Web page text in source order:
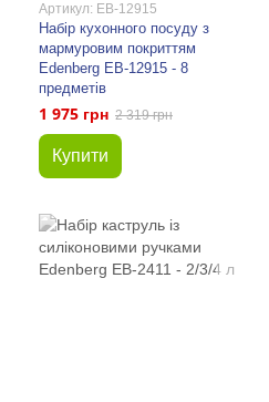
Артикул: EB-12915
Набір кухонного посуду з
мармуровим покриттям
Edenberg EB-12915 - 8
предметів
1 975 грн 2 319 грн
Купити